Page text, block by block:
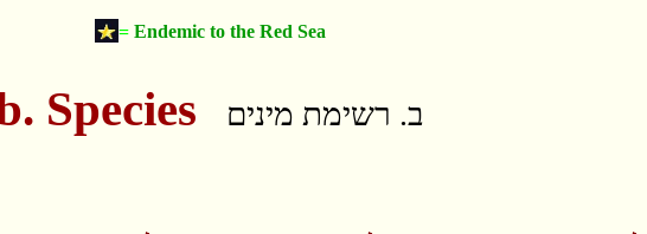
=Endemic to the Red Sea
Species ב. רשימת מינים